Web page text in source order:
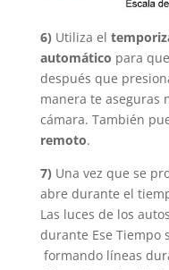
6) Utiliza el
automático para
después que
manera te aseguras
cámara. También
remoto.
7) Una vez que se
abre durante el
Las luces de los
durante Ese Tiempo
formando líneas